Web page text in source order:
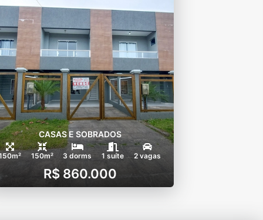
CASAS E SOBRADOS
150m² 3 dorms 1 suíte 2 vagas
R$ 860.000